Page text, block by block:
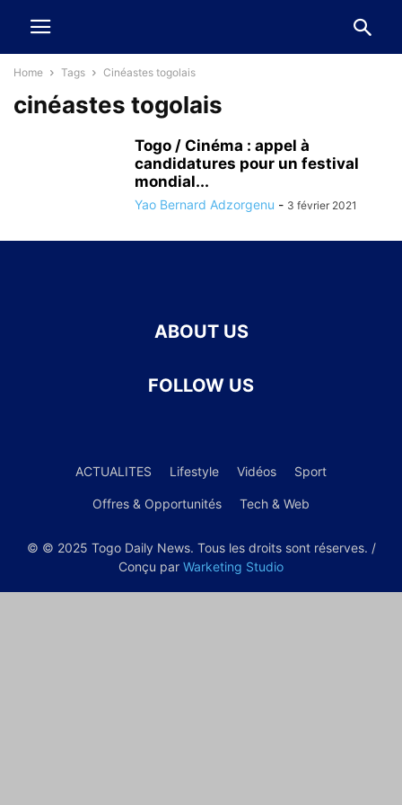
Home Tags Cinéastes togolais
cinéastes togolais
Togo / Cinéma : appel à
candidatures pour un festival
mondial...
Yao Bernard Adzorgenu - 3 février 2021
ABOUT US
FOLLOW US
ACTUALITES Lifestyle Vidéos Sport
Offres & Opportunités Tech & Web
© © 2025 Togo Daily News. Tous les droits sont réserves. /
Conçu par Warketing Studio